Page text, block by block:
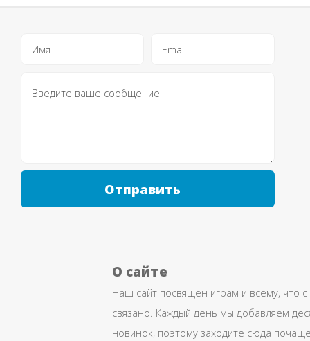
Отправить
О сайте
Наш сайт посвящен играм и всему, что
связано. Каждый день мы добавляем
новинок, поэтому заходите сюда